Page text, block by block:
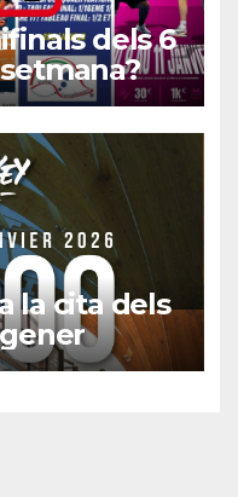
dels 6
la cita dels